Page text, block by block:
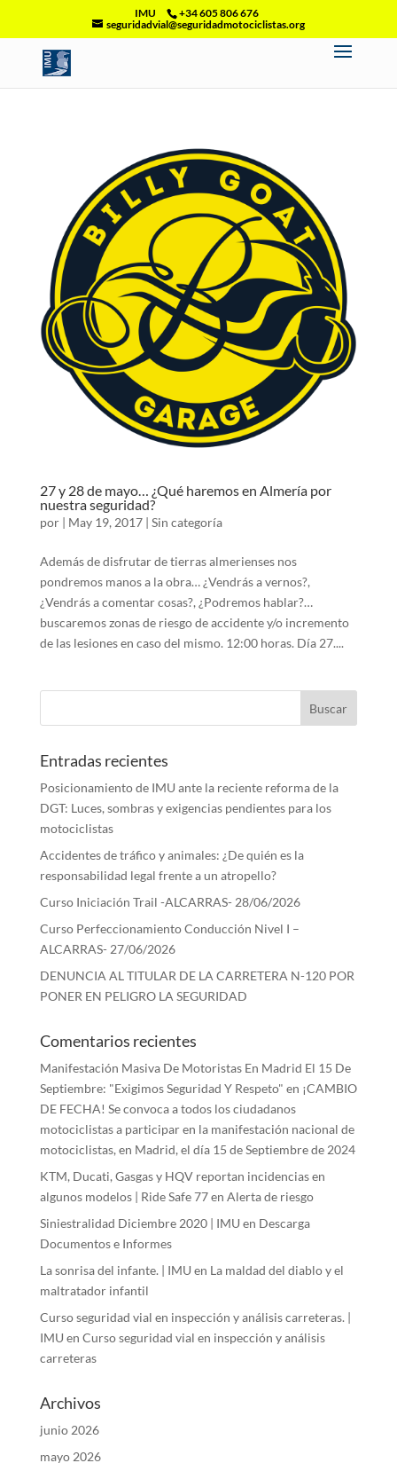
IMU
+34 605 806 676
seguridadvial@seguridadmotociclistas.org
27 y 28 de mayo… ¿Qué haremos en Almería por
nuestra seguridad?
por | May 19, 2017| Sin categoría
Además de disfrutar de tierras almerienses nos
pondremos manos a la obra… ¿Vendrás a vernos?,
¿Vendrás a comentar cosas?, ¿Podremos hablar?…
buscaremos zonas de riesgo de accidente y/o incremento
de las lesiones en caso del mismo. 12:00 horas. Día 27....
Entradas recientes
Posicionamiento de IMU ante la reciente reforma de la
DGT: Luces, sombras y exigencias pendientes para los
motociclistas
Accidentes de tráfico y animales: ¿De quién es la
responsabilidad legal frente a un atropello?
Curso Iniciación Trail -ALCARRAS- 28/06/2026
Curso Perfeccionamiento Conducción Nivel I –
ALCARRAS- 27/06/2026
DENUNCIA AL TITULAR DE LA CARRETERA N-120 POR
PONER EN PELIGRO LA SEGURIDAD
Comentarios recientes
Manifestación Masiva De Motoristas En Madrid El 15 De
Septiembre: "Exigimos Seguridad Y Respeto" en ¡CAMBIO
DE FECHA! Se convoca a todos los ciudadanos
motociclistas a participar en la manifestación nacional de
motociclistas, en Madrid, el día 15 de Septiembre de 2024
KTM, Ducati, Gasgas y HQV reportan incidencias en
algunos modelos | Ride Safe 77en Alerta de riesgo
Siniestralidad Diciembre 2020 | IMU en Descarga
Documentos e Informes
La sonrisa del infante. | IMU en La maldad del diablo y el
maltratador infantil
Curso seguridad vial en inspección y análisis carreteras. |
IMU en Curso seguridad vial en inspección y análisis
carreteras
Archivos
junio 2026
mayo 2026